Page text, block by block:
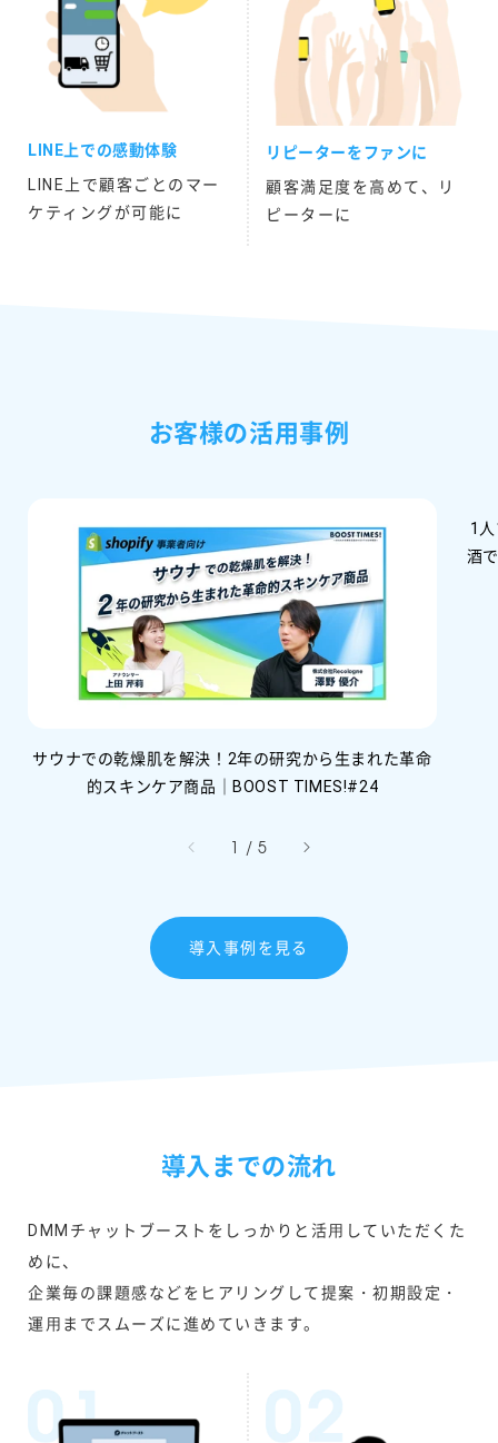
LINE上での感動体験
LINE上で顧客ごとのマー
ケティングが可能に
リピーターをファンに
顧客満足度を高めて、リ
ピーターに
お客様の活用事例
サウナでの乾燥肌を解決！2年の研究から生まれた革命
的スキンケア商品｜BOOST TIMES!#24
1
酒
1 //
5
導入事例を見る
導入までの流れ
DMMチャットブーストをしっかりと活⽤していただくた
めに、
企業毎の課題感などをヒアリングして提案・初期設定・
運⽤までスムーズに進めていきます。